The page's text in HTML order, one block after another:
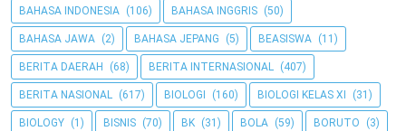
BAHASA INDONESIA (106) BAHASA INGGRIS (50)
BAHASA JAWA (2) BAHASA JEPANG (5) BEASISWA (11)
BERITA DAERAH (68) BERITA INTERNASIONAL (407)
BERITA NASIONAL (617) BIOLOGI (160) BIOLOGI KELAS XI (31)
BIOLOGY (1) BISNIS (70) BK (31) BOLA (59) BORUTO (3)